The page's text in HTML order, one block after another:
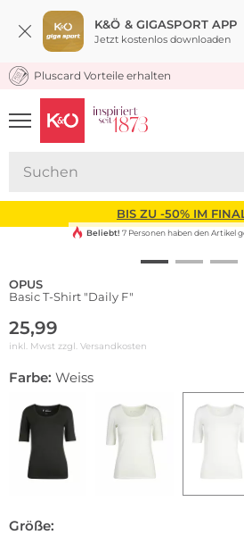
K&Ö & GIGASPORT APP
Jetzt kostenlos downloaden
KOSTENLOSER VERSAND* &
Pluscard Vorteile erhalten
UNSERE APP
CLICK &
BIS ZU -50% IM
Beliebt! 7 Personen haben den Artikel
OPUS
Basic T-Shirt "Daily F"
25,99
inkl. Mwst zzgl. Versandkosten
Farbe: Weiss
Größe: